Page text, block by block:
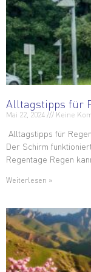
Alltagstipps für
Mai 22, 2024 Keine
Alltagstipps für
Der Schirm
Regentage Regen
Weiterlesen »